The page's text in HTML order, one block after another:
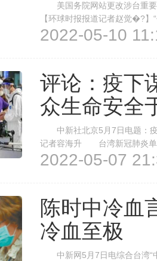
美国务院网站更改涉台重
【环球时报报道记者赵觉�?
国在印太地区的重要伙伴。”美
2022-05-10
评论：疫下
众生命安全
中新社北京5月7日电题：
记者容海升 台湾新冠肺炎单
进党当局仍不忘借世界卫生大
2022-05-07
陈时中冷血
冷血至极
中新网5月7日电综合台湾“